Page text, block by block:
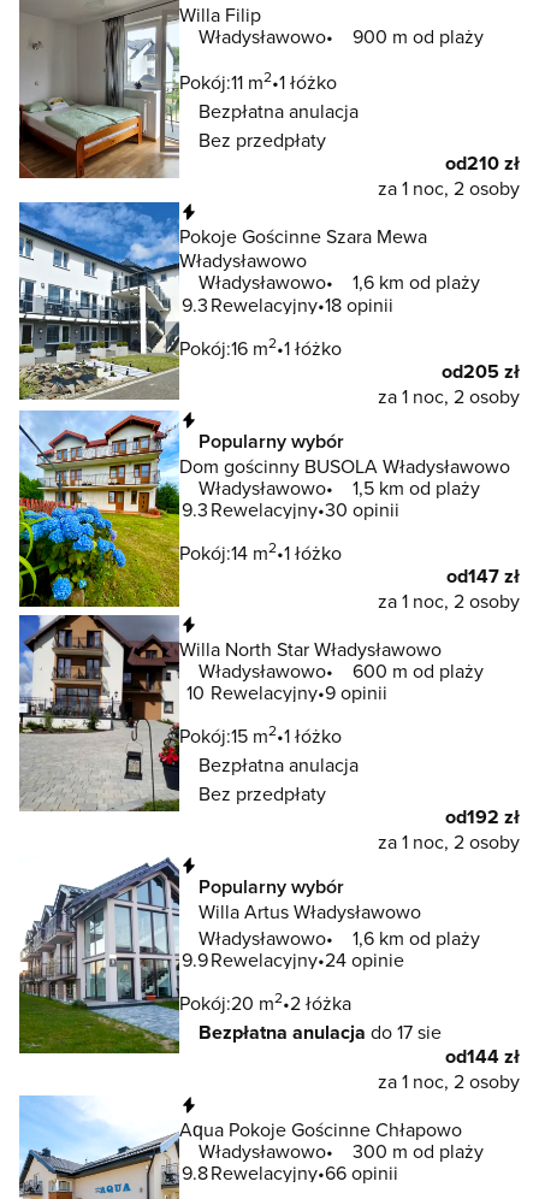
Willa Filip
Władysławowo
900 m od plaży
Pokój:11 m2 1 łóżko
Bezpłatna anulacja
Bez przedpłaty
od210 zł
za 1 noc, 2 osoby
Pokoje Gościnne Szara Mewa
Władysławowo
Władysławowo
1,6 km od plaży
9.3Rewelacyjny 18 opinii
Pokój:16 m2 1 łóżko
od205 zł
za 1 noc, 2 osoby
Popularny wybór
Dom gościnny BUSOLA Władysławowo
Władysławowo
1,5 km od plaży
9.3Rewelacyjny 30 opinii
Pokój:14 m2 1 łóżko
od147 zł
za 1 noc, 2 osoby
Willa North Star Władysławowo
Władysławowo
600 m od plaży
10 Rewelacyjny 9 opinii
Pokój:15 m2 1 łóżko
Bezpłatna anulacja
Bez przedpłaty
od192 zł
za 1 noc, 2 osoby
Popularny wybór
Willa Artus Władysławowo
Władysławowo
1,6 km od plaży
9.9Rewelacyjny 24 opinie
Pokój:20 m2 2 łóżka
Bezpłatna anulacja do 17 sie
od144 zł
za 1 noc, 2 osoby
Aqua Pokoje Gościnne Chłapowo
Władysławowo
300 m od plaży
9.8Rewelacyjny 66 opinii